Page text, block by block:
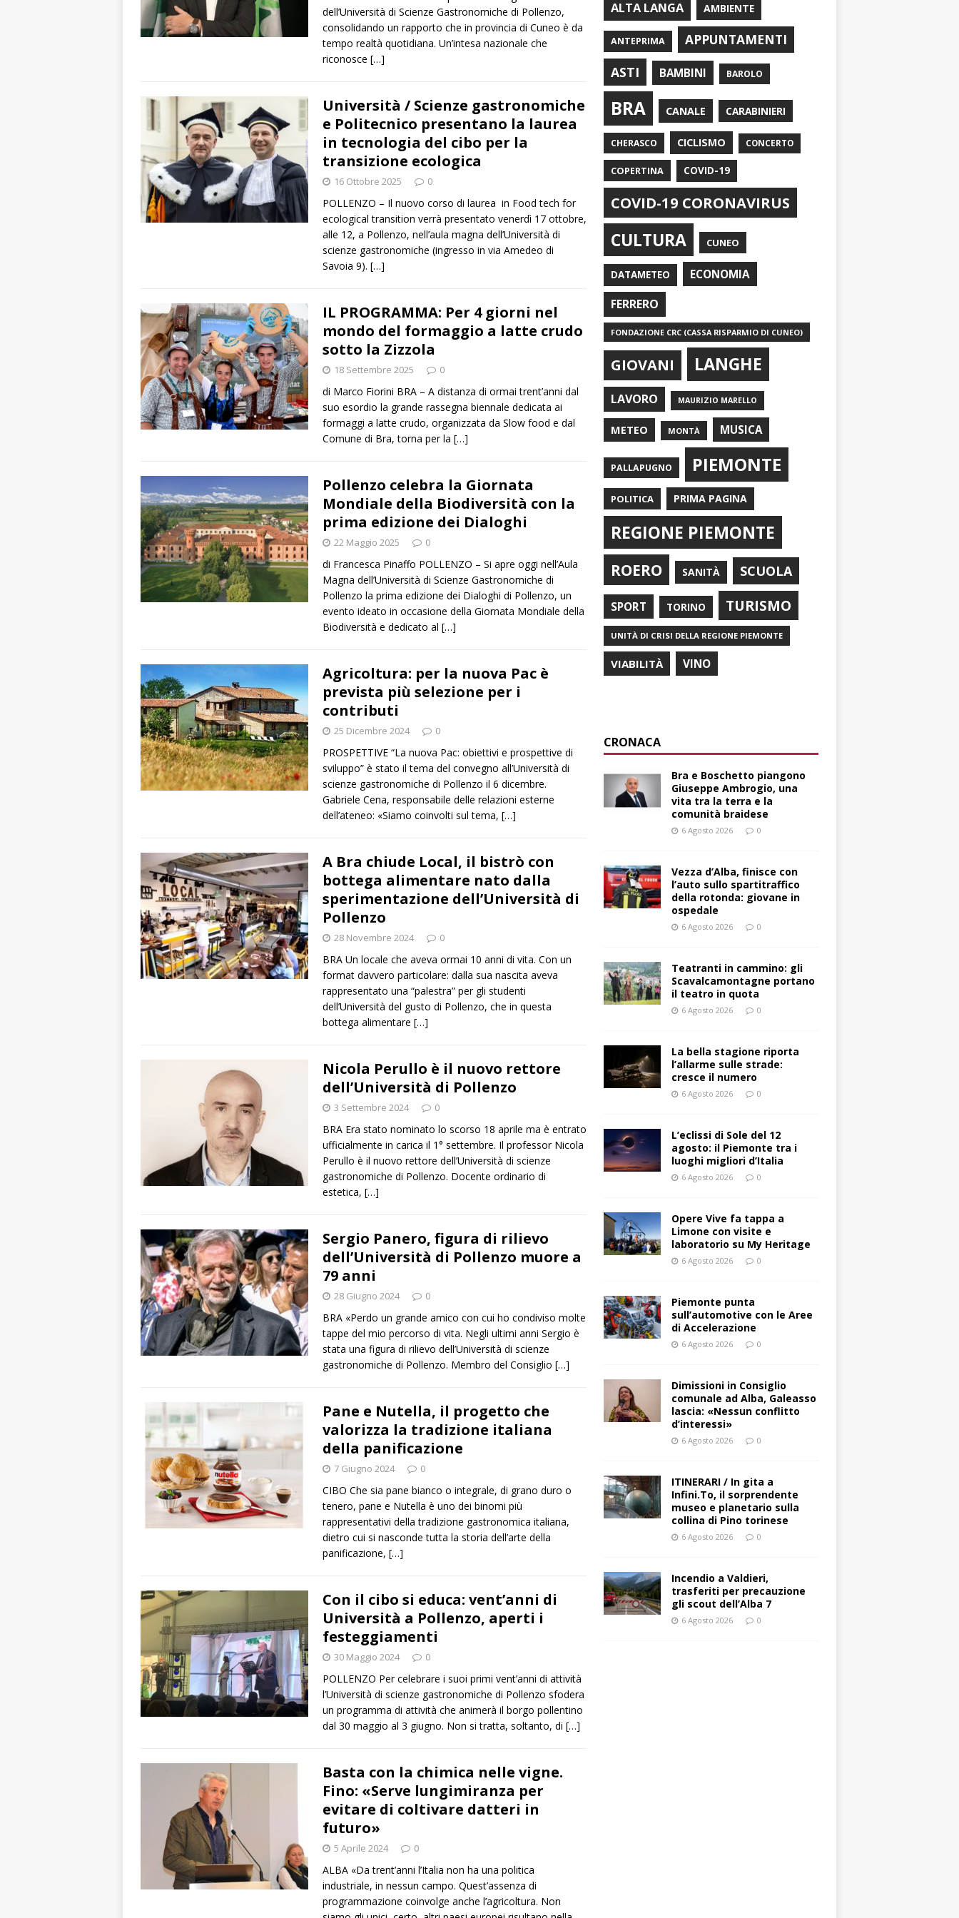
dell’Università di Scienze Gastronomiche di Pollenzo,
consolidando un rapporto che in provincia di Cuneo è da
tempo realtà quotidiana. Un’intesa nazionale che
riconosce […]
Università / Scienze gastronomiche
e Politecnico presentano la laurea
in tecnologia del cibo per la
transizione ecologica
16 Ottobre 2025 0
POLLENZO – Il nuovo corso di laurea in Food tech for
ecological transition verrà presentato venerdì 17 ottobre,
alle 12, a Pollenzo, nell’aula magna dell’Università di
scienze gastronomiche (ingresso in via Amedeo di
Savoia 9). […]
IL PROGRAMMA: Per 4 giorni nel
mondo del formaggio a latte crudo
sotto la Zizzola
18 Settembre 2025 0
di Marco Fiorini BRA – A distanza di ormai trent’anni dal
suo esordio la grande rassegna biennale dedicata ai
formaggi a latte crudo, organizzata da Slow food e dal
Comune di Bra, torna per la […]
Pollenzo celebra la Giornata
Mondiale della Biodiversità con la
prima edizione dei Dialoghi
22 Maggio 2025 0
di Francesca Pinaffo POLLENZO – Si apre oggi nell’Aula
Magna dell’Università di Scienze Gastronomiche di
Pollenzo la prima edizione dei Dialoghi di Pollenzo, un
evento ideato in occasione della Giornata Mondiale della
Biodiversità e dedicato al […]
Agricoltura: per la nuova Pac è
prevista più selezione per i
contributi
25 Dicembre 2024 0
PROSPETTIVE “La nuova Pac: obiettivi e prospettive di
sviluppo” è stato il tema del convegno all’Università di
scienze gastronomiche di Pollenzo il 6 dicembre.
Gabriele Cena, responsabile delle relazioni esterne
dell’ateneo: «Siamo coinvolti sul tema, […]
A Bra chiude Local, il bistrò con
bottega alimentare nato dalla
sperimentazione dell’Università di
Pollenzo
28 Novembre 2024 0
BRA Un locale che aveva ormai 10 anni di vita. Con un
format davvero particolare: dalla sua nascita aveva
rappresentato una “palestra” per gli studenti
dell’Università del gusto di Pollenzo, che in questa
bottega alimentare […]
Nicola Perullo è il nuovo rettore
dell’Università di Pollenzo
3 Settembre 2024 0
BRA Era stato nominato lo scorso 18 aprile ma è entrato
ufficialmente in carica il 1° settembre. Il professor Nicola
Perullo è il nuovo rettore dell’Università di scienze
gastronomiche di Pollenzo. Docente ordinario di
estetica, […]
Sergio Panero, figura di rilievo
dell’Università di Pollenzo muore a
79 anni
28 Giugno 2024 0
BRA «Perdo un grande amico con cui ho condiviso molte
tappe del mio percorso di vita. Negli ultimi anni Sergio è
stata una figura di rilievo dell’Università di scienze
gastronomiche di Pollenzo. Membro del Consiglio […]
Pane e Nutella, il progetto che
valorizza la tradizione italiana
della panificazione
7 Giugno 2024 0
CIBO Che sia pane bianco o integrale, di grano duro o
tenero, pane e Nutella è uno dei binomi più
rappresentativi della tradizione gastronomica italiana,
dietro cui si nasconde tutta la storia dell’arte della
panificazione, […]
Con il cibo si educa: vent’anni di
Università a Pollenzo, aperti i
festeggiamenti
30 Maggio 2024 0
POLLENZO Per celebrare i suoi primi vent’anni di attività
l’Università di scienze gastronomiche di Pollenzo sfodera
un programma di attività che animerà il borgo pollentino
dal 30 maggio al 3 giugno. Non si tratta, soltanto, di […]
Basta con la chimica nelle vigne.
Fino: «Serve lungimiranza per
evitare di coltivare datteri in
futuro»
5 Aprile 2024 0
ALBA «Da trent’anni l’Italia non ha una politica
industriale, in nessun campo. Quest’assenza di
programmazione coinvolge anche l’agricoltura. Non
ALTA LANGA AMBIENTE
ANTEPRIMA
APPUNTAMENTI
ASTI
BAMBINI BAROLO
BRA CANALE CARABINIERI
CHERASCO CICLISMO CONCERTO
COPERTINA COVID-19
COVID-19 CORONAVIRUS
CULTURA CUNEO
DATAMETEO ECONOMIA
FERRERO
FONDAZIONE CRC (CASSA RISPARMIO DI CUNEO)
GIOVANI LANGHE
LAVORO MAURIZIO MARELLO
METEO MONTÀ MUSICA
PALLAPUGNO PIEMONTE
POLITICA PRIMA PAGINA
REGIONE PIEMONTE
ROERO SANITÀ SCUOLA
SPORT TORINO TURISMO
UNITÀ DI CRISI DELLA REGIONE PIEMONTE
VIABILITÀ VINO
CRONACA
Bra e Boschetto piangono
Giuseppe Ambrogio, una
vita tra la terra e la
comunità braidese
6 Agosto 2026 0
Vezza d’Alba, finisce con
l’auto sullo spartitraffico
della rotonda: giovane in
ospedale
6 Agosto 2026 0
Teatranti in cammino: gli
Scavalcamontagne portano
il teatro in quota
6 Agosto 2026 0
La bella stagione riporta
l’allarme sulle strade:
cresce il numero
6 Agosto 2026 0
L’eclissi di Sole del 12
agosto: il Piemonte tra i
luoghi migliori d’Italia
6 Agosto 2026 0
Opere Vive fa tappa a
Limone con visite e
laboratorio su My Heritage
6 Agosto 2026 0
Piemonte punta
sull’automotive con le Aree
di Accelerazione
6 Agosto 2026 0
Dimissioni in Consiglio
comunale ad Alba, Galeasso
lascia: «Nessun conflitto
d’interessi»
6 Agosto 2026 0
ITINERARI / In gita a
Infini.To, il sorprendente
museo e planetario sulla
collina di Pino torinese
6 Agosto 2026 0
Incendio a Valdieri,
trasferiti per precauzione
gli scout dell’Alba 7
6 Agosto 2026 0